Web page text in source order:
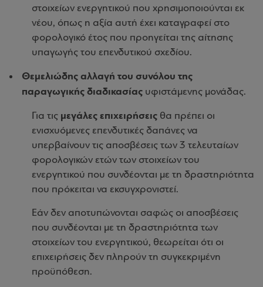
στοιχείων ενεργητικού που χρησιμοποιούνται εκ
νέου, όπως η αξία αυτή έχει καταγραφεί στο
φορολογικό έτος που προηγείται της αίτησης
υπαγωγής του επενδυτικού σχεδίου.
Θεμελιώδης αλλαγή του συνόλου της
παραγωγικής διαδικασίας υφιστάμενης μονάδας.
Για τις μεγάλες επιχειρήσεις θα πρέπει οι
ενισχυόμενες επενδυτικές δαπάνες να
υπερβαίνουν τις αποσβέσεις των 3 τελευταίων
φορολογικών ετών των στοιχείων του
ενεργητικού που συνδέονται με τη δραστηριότητα
που πρόκειται να εκσυγχρονιστεί.
Εάν δεν αποτυπώνονται σαφώς οι αποσβέσεις
που συνδέονται με τη δραστηριότητα των
στοιχείων του ενεργητικού, θεωρείται ότι οι
επιχειρήσεις δεν πληρούν τη συγκεκριμένη
προϋπόθεση.